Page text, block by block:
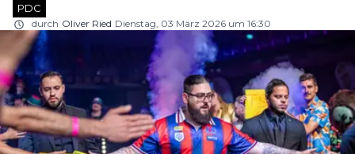
PDC
durch Oliver Ried Dienstag, 03 März 2026 um 16:30